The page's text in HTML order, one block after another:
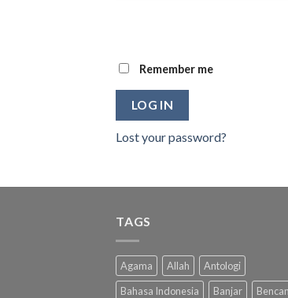
Remember me
LOG IN
Lost your password?
TAGS
Agama Allah
Antologi
Bahasa Indonesia
Banjar